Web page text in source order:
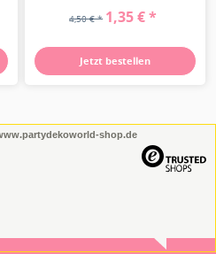
4,50 € * 1,35 € *
Jetzt bestellen
shop.de